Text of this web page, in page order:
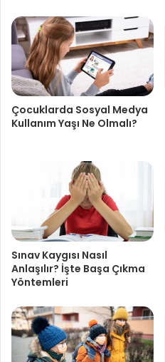
Çocuklarda Sosyal Medya
Kullanım Yaşı Ne Olmalı?
Sınav Kaygısı Nasıl
Anlaşılır? İşte Başa Çıkma
Yöntemleri